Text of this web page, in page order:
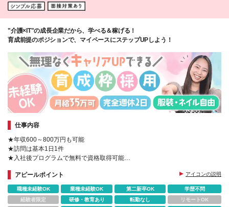
"介護×IT"の成長企業だから、学べる＆稼げる！
育成前提のポジションで、マイペースにステップUPしよう！
仕事内容
★年収600～800万円も可能
★訪問は基本1日1件
★入社後プログラムで無料で資格取得可能
★20代～50代活躍中！
☆服装･髪型･髪色自由
☆ネイルOK(当社規定による)
アピールポイント アイコンの説明
職種未経験OK 業種未経験OK 第二新卒OK
学歴不問
経験者限定
研修・教育あり 転勤なし
リモートOK